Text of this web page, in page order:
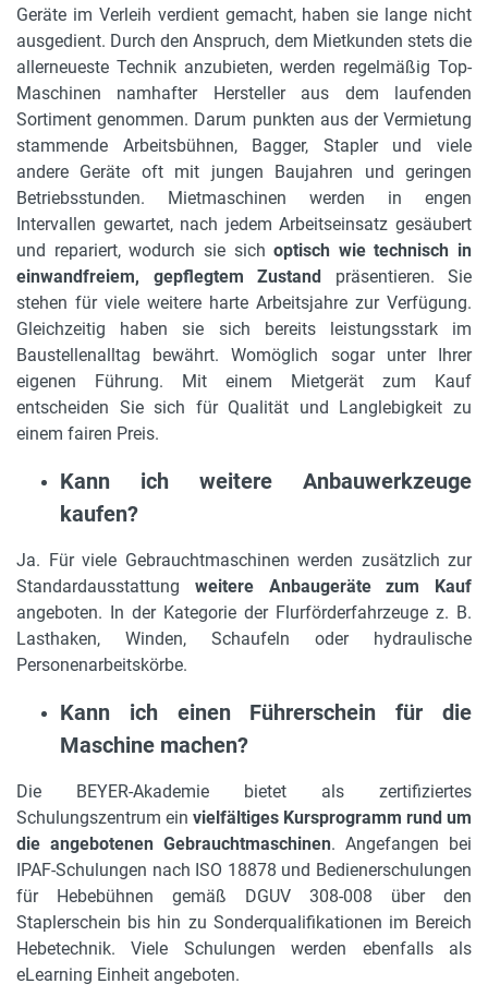
Geräte im Verleih verdient gemacht, haben sie lange nicht
ausgedient. Durch den Anspruch, dem Mietkunden stets die
allerneueste Technik anzubieten, werden regelmäßig Top-
Maschinen namhafter Hersteller aus dem laufenden
Sortiment genommen. Darum punkten aus der Vermietung
stammende Arbeitsbühnen, Bagger, Stapler und viele
andere Geräte oft mit jungen Baujahren und geringen
Betriebsstunden. Mietmaschinen werden in engen
Intervallen gewartet, nach jedem Arbeitseinsatz gesäubert
und repariert, wodurch sie sichoptisch wie technisch in
einwandfreiem, gepflegtem Zustand präsentieren. Sie
stehen für viele weitere harte Arbeitsjahre zur Verfügung.
Gleichzeitig haben sie sich bereits leistungsstark im
Baustellenalltag bewährt. Womöglich sogar unter Ihrer
eigenen Führung. Mit einem Mietgerät zum Kauf
entscheiden Sie sich für Qualität und Langlebigkeit zu
einem fairen Preis.
Kann ich weitere Anbauwerkzeuge
kaufen?
Ja. Für viele Gebrauchtmaschinen werden zusätzlich zur
Standardausstattung weitere Anbaugeräte zum Kauf
angeboten. In der Kategorie der Flurförderfahrzeuge z. B.
Lasthaken, Winden, Schaufeln oder hydraulische
Personenarbeitskörbe.
Kann ich einen Führerschein für die
Maschine machen?
Die BEYER-Akademie bietet als zertifiziertes
Schulungszentrum ein vielfältiges Kursprogramm rund um
die angebotenen Gebrauchtmaschinen. Angefangen bei
IPAF-Schulungen nach ISO 18878 und Bedienerschulungen
für Hebebühnen gemäß DGUV 308-008 über den
Staplerschein bis hin zu Sonderqualifikationen im Bereich
Hebetechnik. Viele Schulungen werden ebenfalls als
eLearning Einheit angeboten.